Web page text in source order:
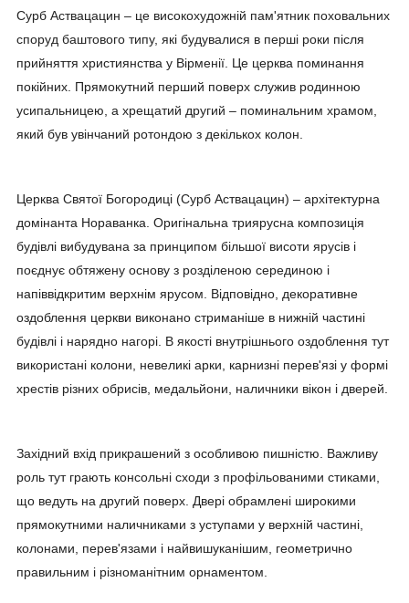
Сурб Аствацацин – це високохудожній пам'ятник поховальних
споруд баштового типу, які будувалися в перші роки після
прийняття християнства у Вірменії. Це церква поминання
покійних. Прямокутний перший поверх служив родинною
усипальницею, а хрещатий другий – поминальним храмом,
який був увінчаний ротондою з декількох колон.
Церква Святої Богородиці (Сурб Аствацацин) – архітектурна
домінанта Нораванка. Оригінальна триярусна композиція
будівлі вибудувана за принципом більшої висоти ярусів і
поєднує обтяжену основу з розділеною серединою і
напіввідкритим верхнім ярусом. Відповідно, декоративне
оздоблення церкви виконано стриманіше в нижній частині
будівлі і нарядно нагорі. В якості внутрішнього оздоблення тут
використані колони, невеликі арки, карнизні перев'язі у формі
хрестів різних обрисів, медальйони, наличники вікон і дверей.
Західний вхід прикрашений з особливою пишністю. Важливу
роль тут грають консольні сходи з профільованими стиками,
що ведуть на другий поверх. Двері обрамлені широкими
прямокутними наличниками з уступами у верхній частині,
колонами, перев'язами і найвишуканішим, геометрично
правильним і різноманітним орнаментом.